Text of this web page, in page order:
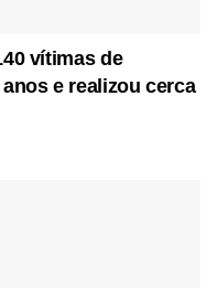
vítimas de
e realizou cerca